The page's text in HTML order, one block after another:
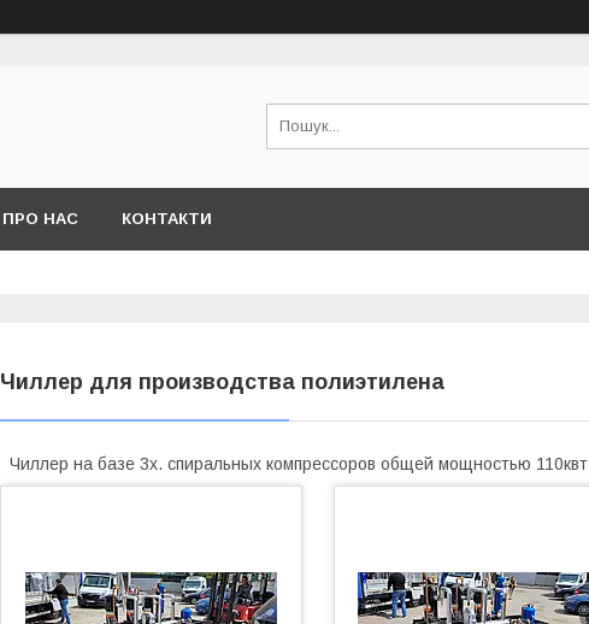
ПРО НАС КОНТАКТИ
Чиллер для производства полиэтилена
Чиллер на базе 3х. спиральных компрессоров общей мощностью 110квт